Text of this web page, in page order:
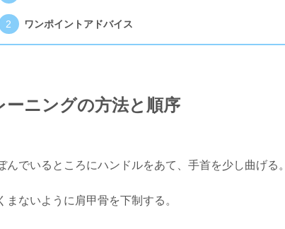
ワンポイントアドバイス
ーニングの方法と順序
でいるところにハンドルをあて、手首を少し曲げる。
ないように肩甲骨を下制する。